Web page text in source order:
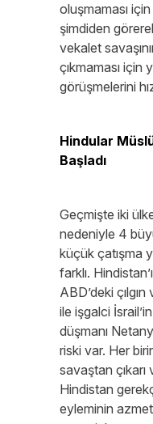
oluşmaması
şimdiden
vekalet
çıkmaması için
görüşmelerini
Hindular
Başladı
Geçmişte iki
nedeniyle 4
küçük çatışma
farklı.
ABD’deki
ile işgalci
düşmanı
riski var. Her
savaştan
Hindistan
eyleminin